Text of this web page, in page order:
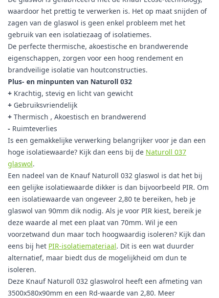
waardoor het prettig te verwerken is. Het op maat snijden of
zagen van de glaswol is geen enkel probleem met het
gebruik van een isolatiezaag of isolatiemes.
De perfecte thermische, akoestische en brandwerende
eigenschappen, zorgen voor een hoog rendement en
brandveilige isolatie van houtconstructies.
Plus- en minpunten van Naturoll 032
+ Krachtig, stevig en licht van gewicht
+ Gebruiksvriendelijk
+ Thermisch , Akoestisch en brandwerend
- Ruimteverlies
Is een gemakkelijke verwerking belangrijker voor je dan een
hoge isolatiewaarde? Kijk dan eens bij de Naturoll 037
glaswol.
Een nadeel van de Knauf Naturoll 032 glaswol is dat het bij
een gelijke isolatiewaarde dikker is dan bijvoorbeeld PIR. Om
een isolatiewaarde van ongeveer 2,80 te bereiken, heb je
glaswol van 90mm dik nodig. Als je voor PIR kiest, bereik je
deze waarde al met een plaat van 70mm. Wil je een
voorzetwand dun maar toch hoogwaardig isoleren? Kijk dan
eens bij het PIR-isolatiemateriaal. Dit is een wat duurder
alternatief, maar biedt dus de mogelijkheid om dun te
isoleren.
Deze Knauf Naturoll 032 glaswolrol heeft een afmeting van
3500x580x90mm en een Rd-waarde van 2,80. Meer